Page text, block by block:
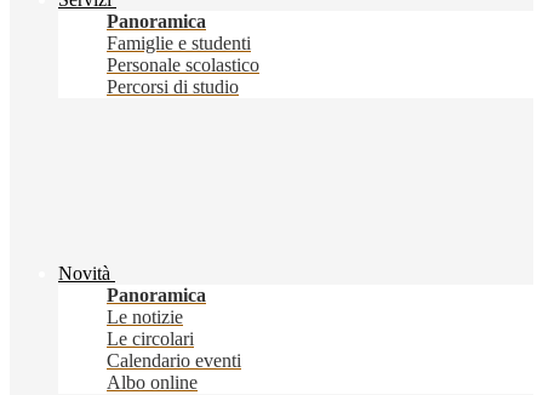
Panoramica
Famiglie e studenti
Personale scolastico
Percorsi di studio
Novità
Panoramica
Le notizie
Le circolari
Calendario eventi
Albo online